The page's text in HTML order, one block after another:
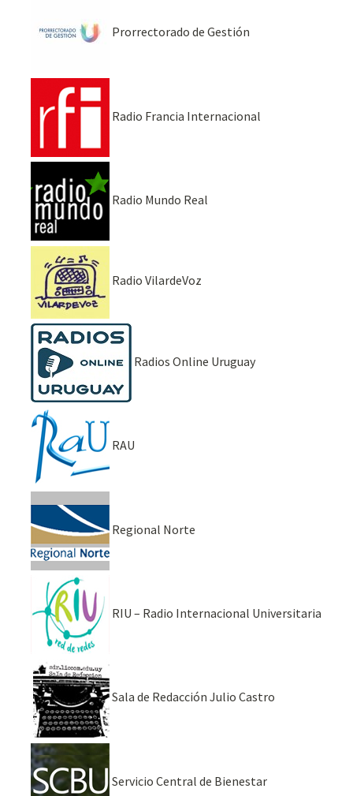
Prorrectorado de Gestión
Radio Francia Internacional
Radio Mundo Real
Radio VilardeVoz
Radios Online Uruguay
RAU
Regional Norte
RIU – Radio Internacional Universitaria
Sala de Redacción Julio Castro
Servicio Central de Bienestar